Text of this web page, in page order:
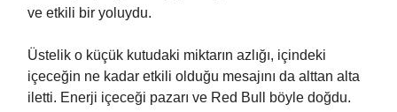
ve etkili bir yoluydu.
Üstelik o küçük kutudaki miktarın azlığı, içindeki
içeceğin ne kadar etkili olduğu mesajını da alttan alta
iletti. Enerji içeceği pazarı ve Red Bull böyle doğdu.